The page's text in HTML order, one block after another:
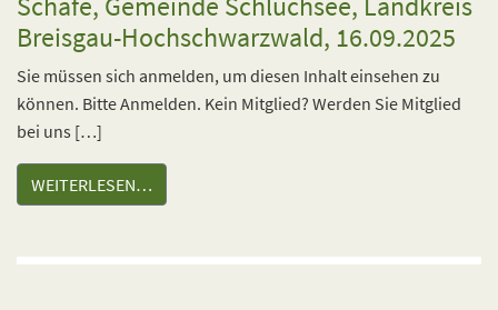
Breisgau-Hochschwarzwald, 16.09.2025
Sie müssen sich anmelden, um diesen Inhalt einsehen zu
können. Bitte Anmelden. Kein Mitglied? Werden Sie Mitglied
bei uns […]
WEITERLESEN…